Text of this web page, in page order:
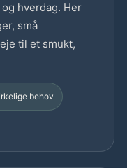
hverdag. Her
små
til et smukt,
behov